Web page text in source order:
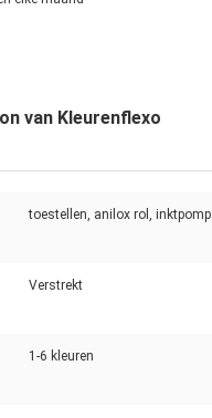
van Kleurenflexo
toestellen, anilox rol, inktpomp
Verstrekt
1-6 kleuren